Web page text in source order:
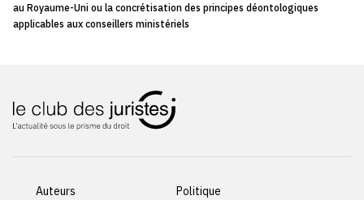
au Royaume-Uni ou la concrétisation des principes déontologiques
applicables aux conseillers ministériels
Auteurs
Politique